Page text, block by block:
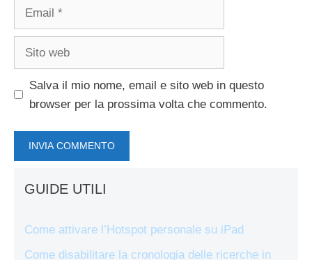
Email
Sito
Salva il mio nome, email e sito web in questo
browser per la prossima volta che commento.
GUIDE UTILI
Come attivare l’Hotspot personale su iPad
Come disabilitare la cronologia delle ricerche in